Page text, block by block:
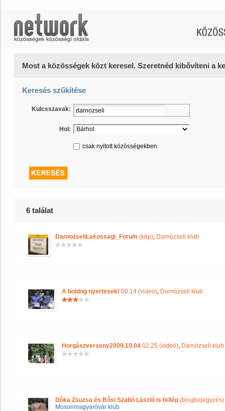
Most a közösségek közt keresel. Szeretnéd kibővíteni a
Keresés szűkítése
Kulcsszavak:
Hol:
csak nyitott közösségekben
6 találat
DarnozseliLakossagi_Forum (kép), Darnózseli klub
A boldog nyertesek! 00:14 (videó), Darnózseli klub
Horgászverseny2009.10.04 02:25 (videó), Darnózseli klub
Dóka Zsuzsa és Bősi Szabó László is fellép (blogbejegyzés)
Mosonmagyaróvár klub